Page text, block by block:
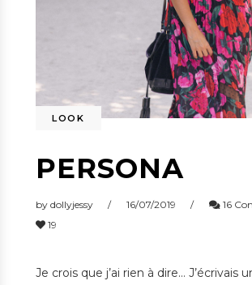
LOOK
PERSONA
by dollyjessy 16/07/2019
16
19
Je crois que j’ai rien à dire… J’écrivais